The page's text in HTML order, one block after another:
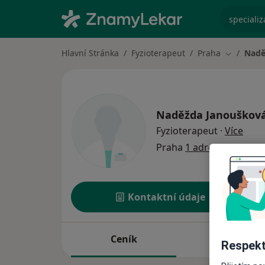
Hlavní Stránka Fyzioterapeut Praha Změna
Naděžda
Fyzioterapeut · Více
Praha 1 adresa
Kontaktní údaje
Ceník Adresy